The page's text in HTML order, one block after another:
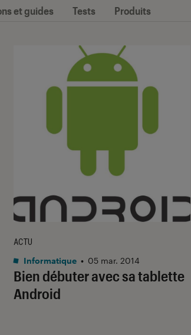
et guides Tests Produits
Bien débuter avec sa tablette
Android
ACTU
Informatique • 05 mar. 2014